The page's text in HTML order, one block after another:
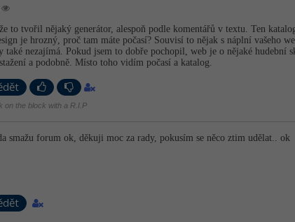
to tvořil nějaký generátor, alespoň podle komentářů v textu. Ten
je hrozný, proč tam máte počasí? Souvisí to nějak s náplní vašeho
také nezajímá. Pokud jsem to dobře pochopil, web je o nějaké
a podobně. Místo toho vidím počasí a katalog.
on the block with a R.I.P
smažu forum ok, děkuji moc za rady, pokusím se něco ztim udělat.. ok